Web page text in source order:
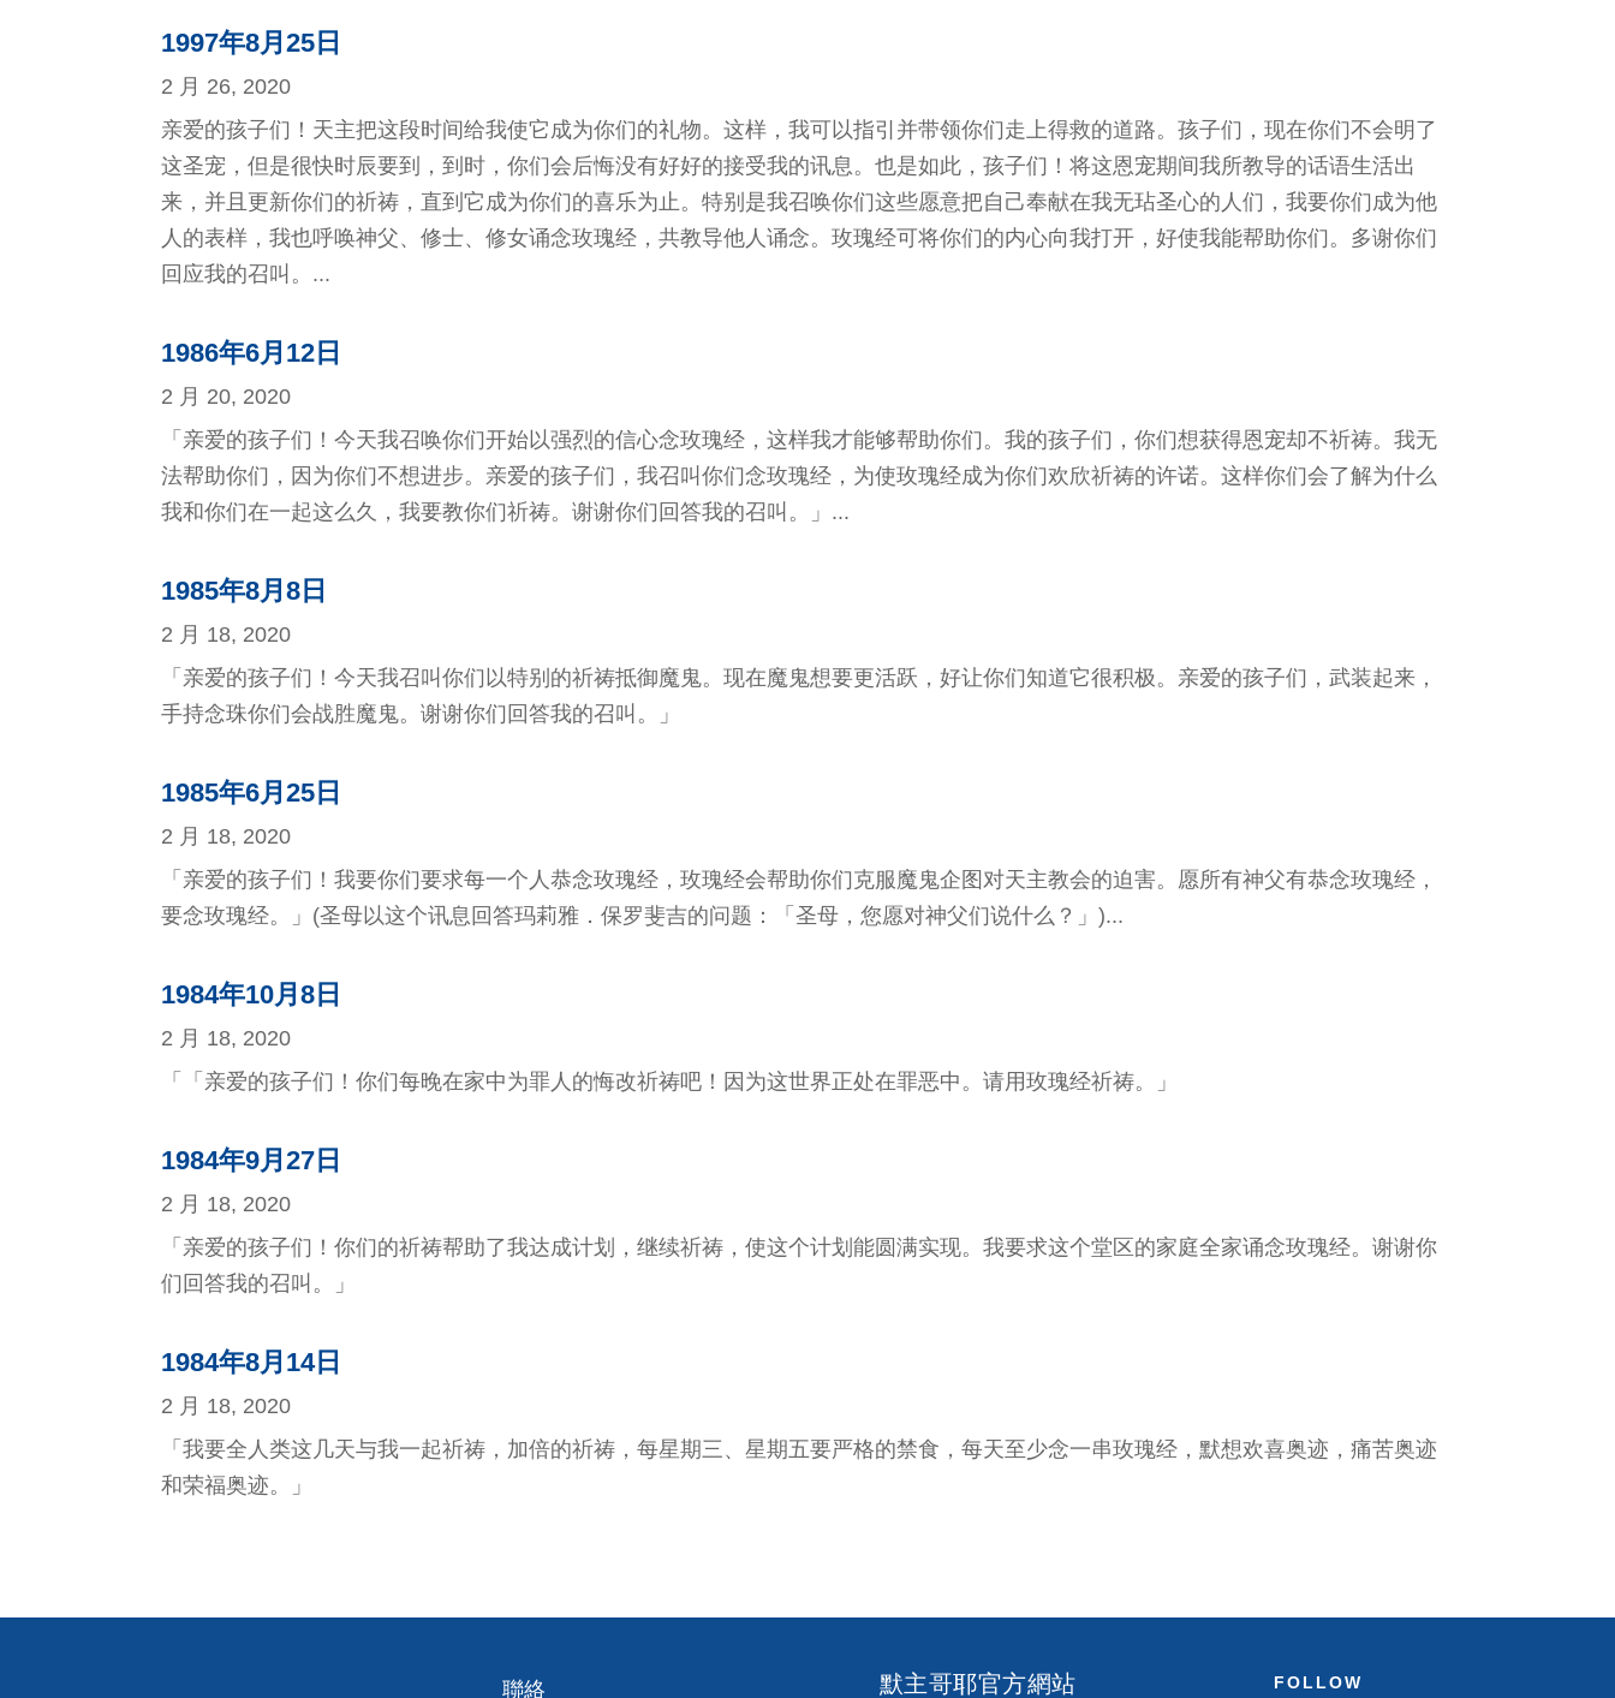
1997年8月25日
2 月 26, 2020
亲爱的孩子们！天主把这段时间给我使它成为你们的礼物。这样，我可以指引并带领你们走上得救的道路。孩子们，现在你们不会明了
这圣宠，但是很快时辰要到，到时，你们会后悔没有好好的接受我的讯息。也是如此，孩子们！将这恩宠期间我所教导的话语生活出
来，并且更新你们的祈祷，直到它成为你们的喜乐为止。特别是我召唤你们这些愿意把自己奉献在我无玷圣心的人们，我要你们成为他
人的表样，我也呼唤神父、修士、修女诵念玫瑰经，共教导他人诵念。玫瑰经可将你们的内心向我打开，好使我能帮助你们。多谢你们
回应我的召叫。...
1986年6月12日
2 月 20, 2020
「亲爱的孩子们！今天我召唤你们开始以强烈的信心念玫瑰经，这样我才能够帮助你们。我的孩子们，你们想获得恩宠却不祈祷。我无
法帮助你们，因为你们不想进步。亲爱的孩子们，我召叫你们念玫瑰经，为使玫瑰经成为你们欢欣祈祷的许诺。这样你们会了解为什么
我和你们在一起这么久，我要教你们祈祷。谢谢你们回答我的召叫。」...
1985年8月8日
2 月 18, 2020
「亲爱的孩子们！今天我召叫你们以特别的祈祷抵御魔鬼。现在魔鬼想要更活跃，好让你们知道它很积极。亲爱的孩子们，武装起来，
手持念珠你们会战胜魔鬼。谢谢你们回答我的召叫。」
1985年6月25日
2 月 18, 2020
「亲爱的孩子们！我要你们要求每一个人恭念玫瑰经，玫瑰经会帮助你们克服魔鬼企图对天主教会的迫害。愿所有神父有恭念玫瑰经，
要念玫瑰经。」(圣母以这个讯息回答玛莉雅．保罗斐吉的问题：「圣母，您愿对神父们说什么？」)...
1984年10月8日
2 月 18, 2020
「「亲爱的孩子们！你们每晚在家中为罪人的悔改祈祷吧！因为这世界正处在罪恶中。请用玫瑰经祈祷。」
1984年9月27日
2 月 18, 2020
「亲爱的孩子们！你们的祈祷帮助了我达成计划，继续祈祷，使这个计划能圆满实现。我要求这个堂区的家庭全家诵念玫瑰经。谢谢你
们回答我的召叫。」
1984年8月14日
2 月 18, 2020
「我要全人类这几天与我一起祈祷，加倍的祈祷，每星期三、星期五要严格的禁食，每天至少念一串玫瑰经，默想欢喜奥迹，痛苦奥迹
和荣福奥迹。」
聯絡 默主哥耶官方網站 FOLLOW